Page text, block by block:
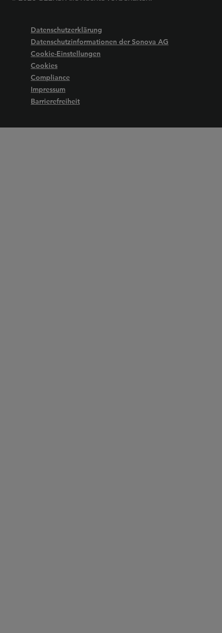
Datenschutzerklärung
Datenschutzinformationen der Sonova AG
Cookie-Einstellungen
Cookies
Compliance
Impressum
Barrierefreiheit